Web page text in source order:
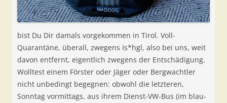
bist Du Dir damals vorgekommen in Tirol. Voll-
Quarantäne, überall, zwegens Is*hgl, also bei uns, weit
davon entfernt, eigentlich zwegens der Entschädigung.
Wolltest einem Förster oder Jäger oder Bergwachtler
nicht unbedingt begegnen: obwohl die letzteren,
Sonntag vormittags, aus ihrem Dienst-VW-Bus (im blau-